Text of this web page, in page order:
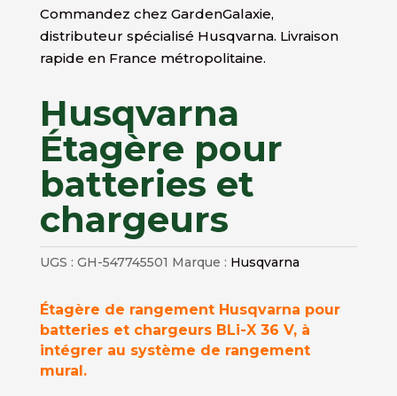
Commandez chez GardenGalaxie,
distributeur spécialisé Husqvarna. Livraison
rapide en France métropolitaine.
Husqvarna
Étagère pour
batteries et
chargeurs
UGS : GH-547745501 Marque : Husqvarna
Étagère de rangement Husqvarna pour
batteries et chargeurs BLi-X 36 V, à
intégrer au système de rangement
mural.